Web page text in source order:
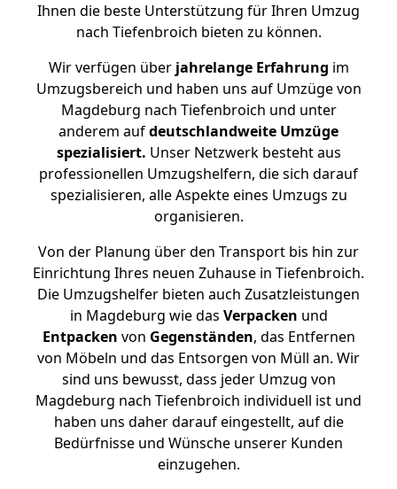
Ihnen die beste Unterstützung für Ihren Umzug
nach Tiefenbroich bieten zu können.
Wir verfügen überjahrelange Erfahrung im
Umzugsbereich und haben uns auf Umzüge von
Magdeburg nach Tiefenbroich und unter
anderem aufdeutschlandweite Umzüge
spezialisiert. Unser Netzwerk besteht aus
professionellen Umzugshelfern, die sich darauf
spezialisieren, alle Aspekte eines Umzugs zu
organisieren.
Von der Planung über den Transport bis hin zur
Einrichtung Ihres neuen Zuhause in Tiefenbroich.
Die Umzugshelfer bieten auch Zusatzleistungen
in Magdeburg wie das Verpacken und
Entpacken von Gegenständen, das Entfernen
von Möbeln und das Entsorgen von Müll an. Wir
sind uns bewusst, dass jeder Umzug von
Magdeburg nach Tiefenbroich individuell ist und
haben uns daher darauf eingestellt, auf die
Bedürfnisse und Wünsche unserer Kunden
einzugehen.